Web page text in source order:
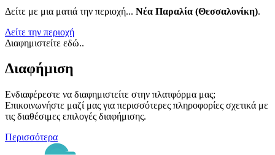
Δείτε με μια ματιά την περιοχή... Νέα Παραλία (Θεσσαλονίκη).
Δείτε την περιοχή
Διαφημιστείτε εδώ..
Διαφήμιση
Ενδιαφέρεστε να διαφημιστείτε στην πλατφόρμα μας;
Επικοινωνήστε μαζί μας για περισσότερες πληροφορίες σχετικά με
τις διαθέσιμες επιλογές διαφήμισης.
Περισσότερα